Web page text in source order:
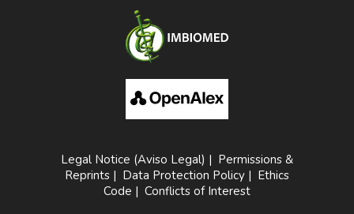
Legal Notice (Aviso Legal) | Permissions &
Reprints | Data Protection Policy | Ethics
Code | Conflicts of Interest